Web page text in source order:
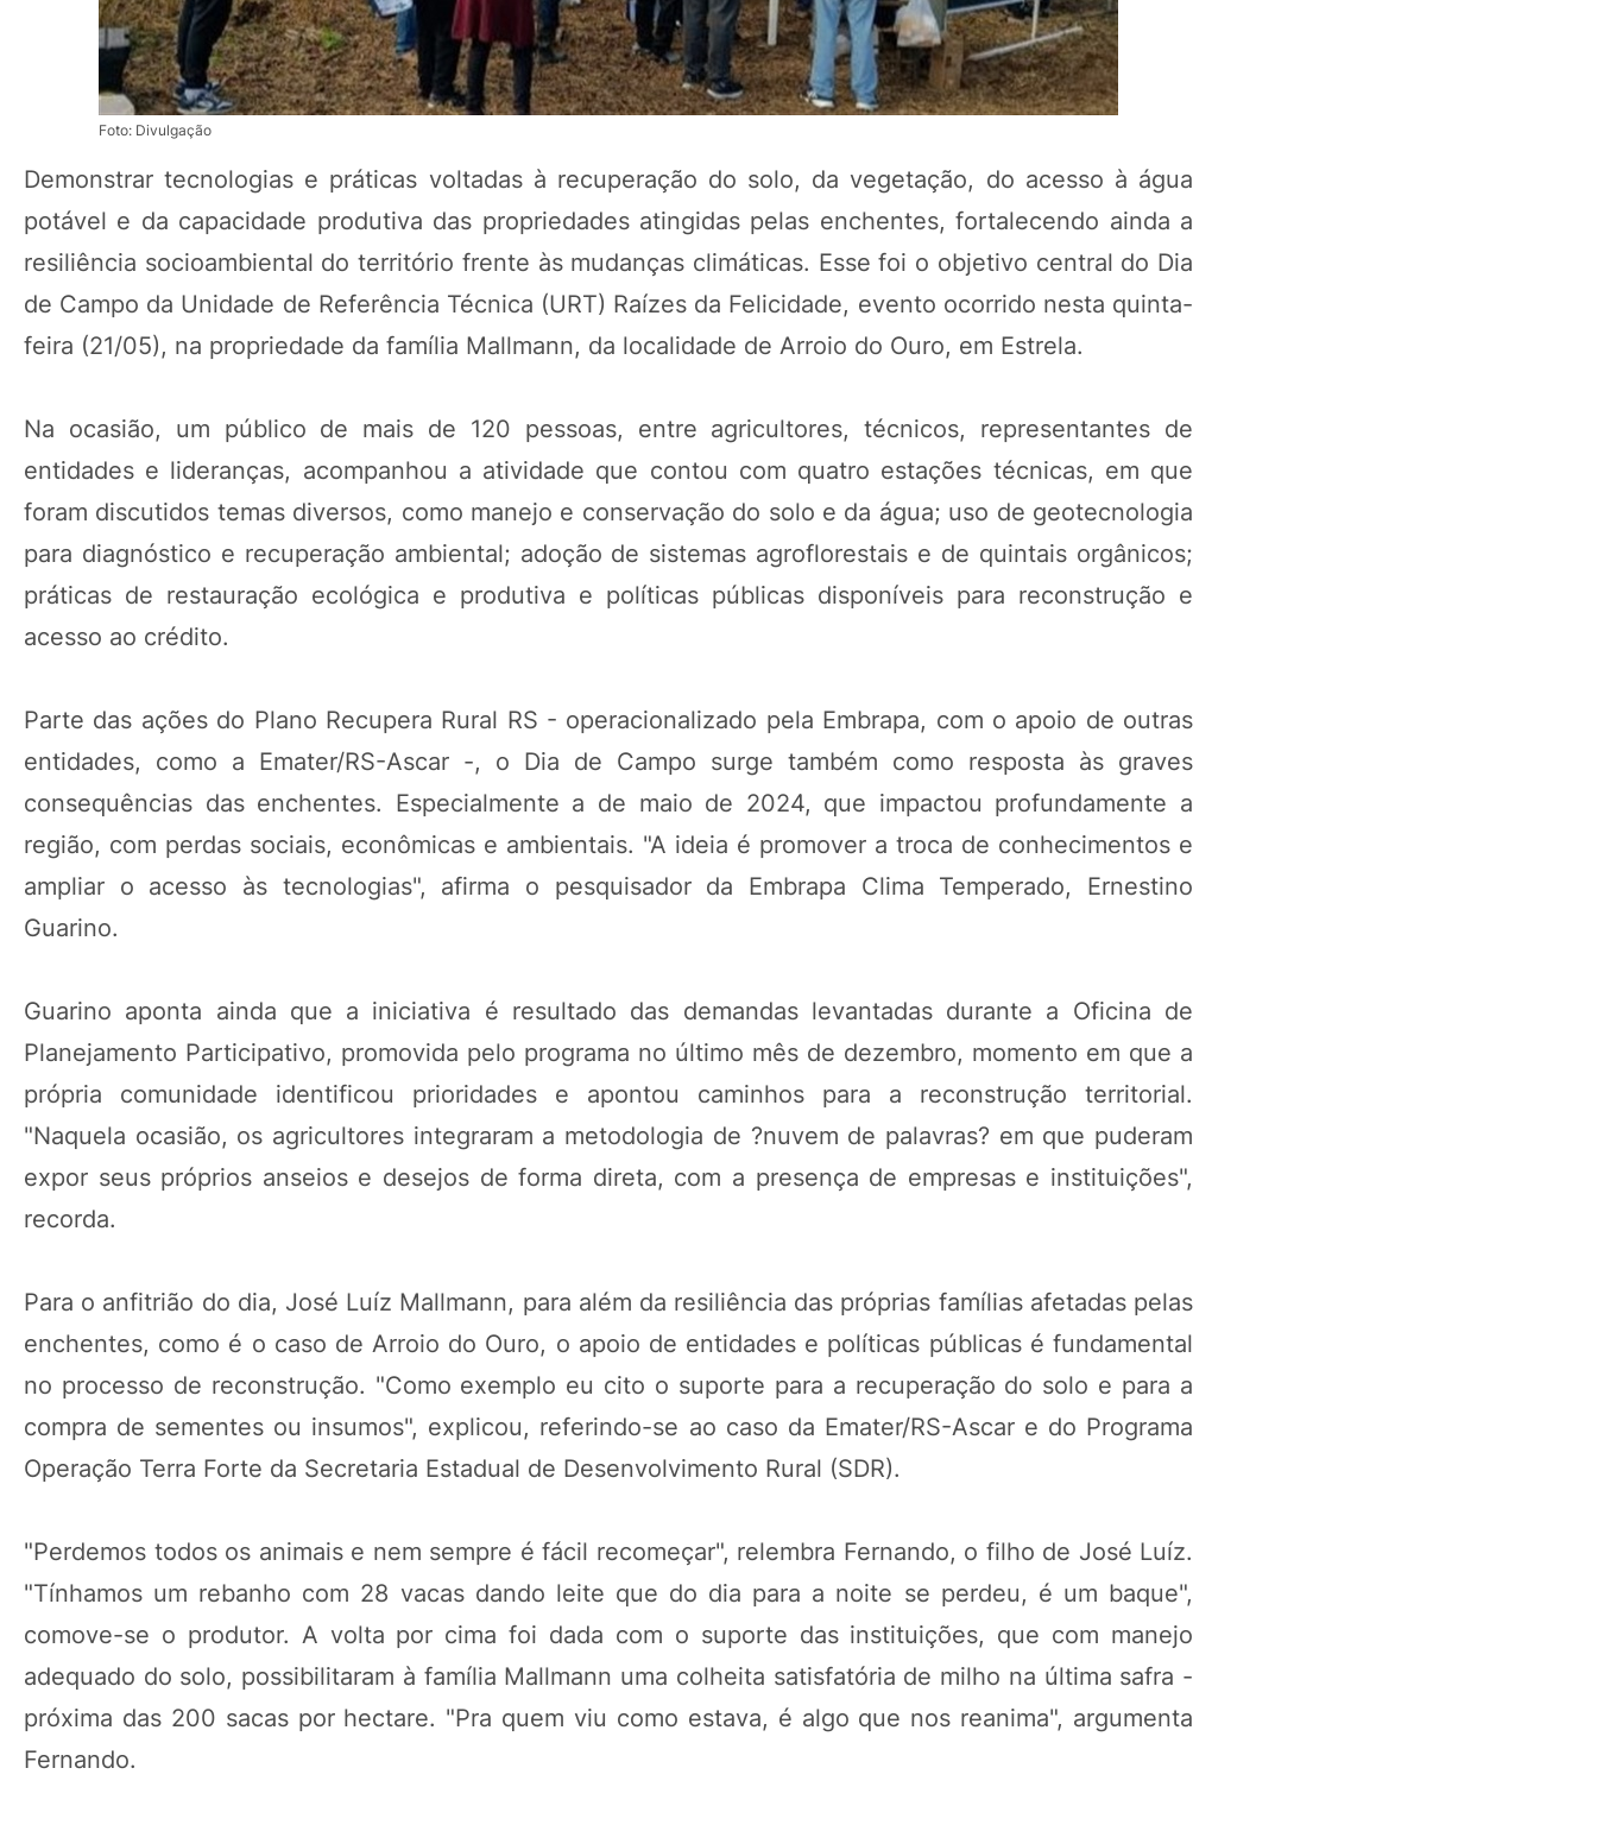
Foto: Divulgação
Demonstrar tecnologias e práticas voltadas à recuperação do solo, da vegetação, do acesso à água
potável e da capacidade produtiva das propriedades atingidas pelas enchentes, fortalecendo ainda a
resiliência socioambiental do território frente às mudanças climáticas. Esse foi o objetivo central do Dia
de Campo da Unidade de Referência Técnica (URT) Raízes da Felicidade, evento ocorrido nesta quinta-
feira (21/05), na propriedade da família Mallmann, da localidade de Arroio do Ouro, em Estrela.
Na ocasião, um público de mais de 120 pessoas, entre agricultores, técnicos, representantes de
entidades e lideranças, acompanhou a atividade que contou com quatro estações técnicas, em que
foram discutidos temas diversos, como manejo e conservação do solo e da água; uso de geotecnologia
para diagnóstico e recuperação ambiental; adoção de sistemas agroflorestais e de quintais orgânicos;
práticas de restauração ecológica e produtiva e políticas públicas disponíveis para reconstrução e
acesso ao crédito.
Parte das ações do Plano Recupera Rural RS - operacionalizado pela Embrapa, com o apoio de outras
entidades, como a Emater/RS-Ascar -, o Dia de Campo surge também como resposta às graves
consequências das enchentes. Especialmente a de maio de 2024, que impactou profundamente a
região, com perdas sociais, econômicas e ambientais. "A ideia é promover a troca de conhecimentos e
ampliar o acesso às tecnologias", afirma o pesquisador da Embrapa Clima Temperado, Ernestino
Guarino.
Guarino aponta ainda que a iniciativa é resultado das demandas levantadas durante a Oficina de
Planejamento Participativo, promovida pelo programa no último mês de dezembro, momento em que a
própria comunidade identificou prioridades e apontou caminhos para a reconstrução territorial.
"Naquela ocasião, os agricultores integraram a metodologia de ?nuvem de palavras? em que puderam
expor seus próprios anseios e desejos de forma direta, com a presença de empresas e instituições",
recorda.
Para o anfitrião do dia, José Luíz Mallmann, para além da resiliência das próprias famílias afetadas pelas
enchentes, como é o caso de Arroio do Ouro, o apoio de entidades e políticas públicas é fundamental
no processo de reconstrução. "Como exemplo eu cito o suporte para a recuperação do solo e para a
compra de sementes ou insumos", explicou, referindo-se ao caso da Emater/RS-Ascar e do Programa
Operação Terra Forte da Secretaria Estadual de Desenvolvimento Rural (SDR).
"Perdemos todos os animais e nem sempre é fácil recomeçar", relembra Fernando, o filho de José Luíz.
"Tínhamos um rebanho com 28 vacas dando leite que do dia para a noite se perdeu, é um baque",
comove-se o produtor. A volta por cima foi dada com o suporte das instituições, que com manejo
adequado do solo, possibilitaram à família Mallmann uma colheita satisfatória de milho na última safra -
próxima das 200 sacas por hectare. "Pra quem viu como estava, é algo que nos reanima", argumenta
Fernando.